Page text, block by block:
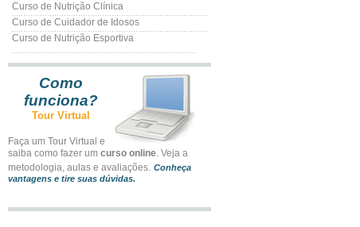
Curso de Nutrição Clínica
Curso de Cuidador de Idosos
Curso de Nutrição Esportiva
Como
funciona?
Tour Virtual
Faça um Tour Virtual e
saiba como fazer um curso online. Veja a
metodologia, aulas e avaliações. Conheça
vantagens e tire suas dúvidas.